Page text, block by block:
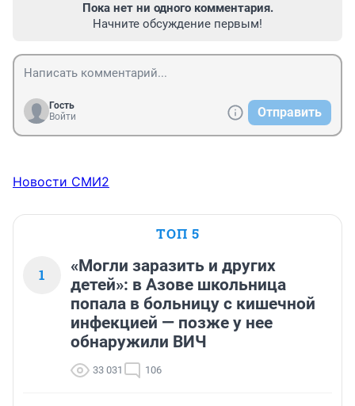
Пока нет ни одного комментария.
Начните обсуждение первым!
Гость
Войти
Отправить
Новости СМИ2
ТОП 5
1
«Могли заразить и других
детей»: в Азове школьница
попала в больницу с кишечной
инфекцией — позже у нее
обнаружили ВИЧ
33 031 106